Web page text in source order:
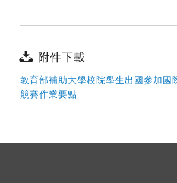
附件下載
教育部補助大學校院學生出國參加國
競賽作業要點